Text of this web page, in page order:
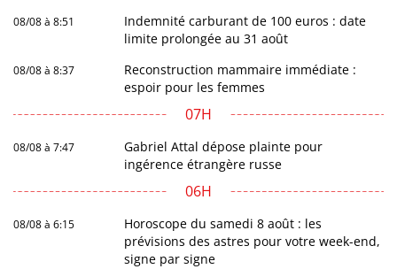
08/08 à 8:51
Indemnité carburant de 100 euros : date
limite prolongée au 31 août
08/08 à 8:37
Reconstruction mammaire immédiate :
espoir pour les femmes
07H
08/08 à 7:47
Gabriel Attal dépose plainte pour
ingérence étrangère russe
06H
08/08 à 6:15
Horoscope du samedi 8 août : les
prévisions des astres pour votre week-end,
signe par signe